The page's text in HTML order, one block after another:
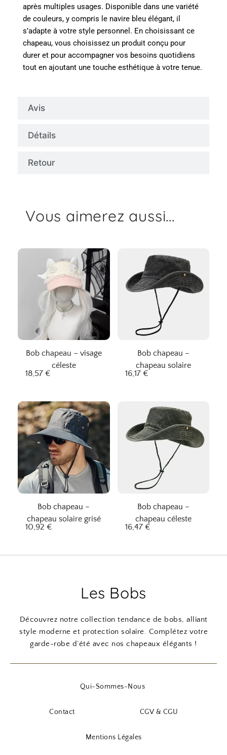
Avis
Détails
Retour
après multiples usages. Disponible dans une variété
de couleurs, y compris le navire bleu élégant, il
s’adapte à votre style personnel. En choisissant ce
chapeau, vous choisissez un produit conçu pour
durer et pour accompagner vos besoins quotidiens
tout en ajoutant une touche esthétique à votre tenue.
Vous aimerez aussi...
Bob chapeau – visage
céleste
18,57 €
Bob chapeau –
chapeau solaire
16,17 €
Bob chapeau –
chapeau solaire grisé
10,92 €
Bob chapeau –
chapeau céleste
16,47 €
Les Bobs
Découvrez notre collection tendance de bobs, alliant
style moderne et protection solaire. Complétez votre
garde-robe d’été avec nos chapeaux élégants !
Qui-Sommes-Nous
Contact CGV & CGU
Mentions Légales